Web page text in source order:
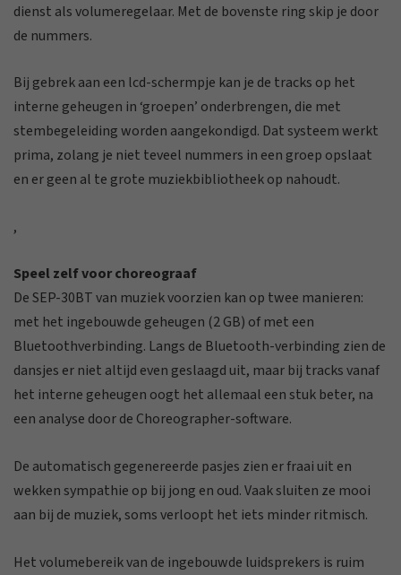
dienst als volumeregelaar. Met de bovenste ring skip je door
de nummers.
Bij gebrek aan een lcd-schermpje kan je de tracks op het
interne geheugen in ‘groepen’ onderbrengen, die met
stembegeleiding worden aangekondigd. Dat systeem werkt
prima, zolang je niet teveel nummers in een groep opslaat
en er geen al te grote muziekbibliotheek op nahoudt.
,
Speel zelf voor choreograaf
De SEP-30BT van muziek voorzien kan op twee manieren:
met het ingebouwde geheugen (2 GB) of met een
Bluetoothverbinding. Langs de Bluetooth-verbinding zien de
dansjes er niet altijd even geslaagd uit, maar bij tracks vanaf
het interne geheugen oogt het allemaal een stuk beter, na
een analyse door de Choreographer-software.
De automatisch gegenereerde pasjes zien er fraai uit en
wekken sympathie op bij jong en oud. Vaak sluiten ze mooi
aan bij de muziek, soms verloopt het iets minder ritmisch.
Het volumebereik van de ingebouwde luidsprekers is ruim